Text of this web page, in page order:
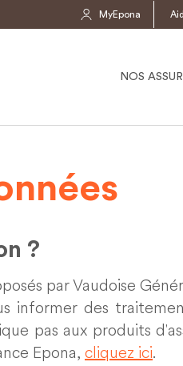
MyEpona
NOS
?
par Vaudoise
informer des
pas aux produits
Epona, cliquez ici.